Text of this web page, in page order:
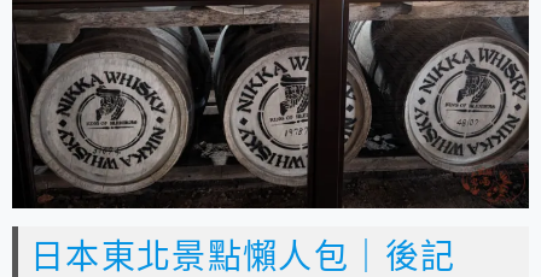
日本東北景點懶人包｜後記